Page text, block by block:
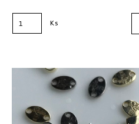
Ks